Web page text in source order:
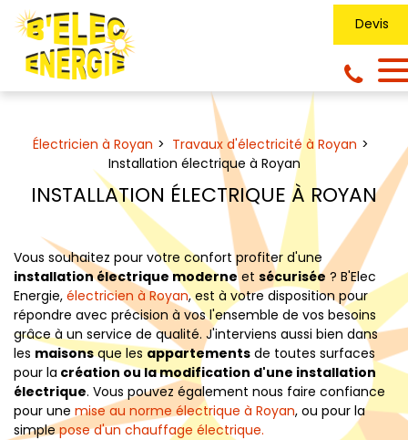
Devis
Électricien à Royan
Travaux d'électricité à Royan
Installation électrique à Royan
INSTALLATION ÉLECTRIQUE À ROYAN
Vous souhaitez pour votre confort profiter d'une
installation électrique moderneet sécurisée ? B'Elec
Energie, électricien à Royan, est à votre disposition pour
répondre avec précision à vos l'ensemble de vos besoins
grâce à un service de qualité. J'interviens aussi bien dans
les maisonsque lesappartements de toutes surfaces
pour la création ou la modification d'une installation
électrique. Vous pouvez également nous faire confiance
pour une mise au norme électrique à Royan, ou pour la
simplepose d'un chauffage électrique.
Panneau de gestion des cookies